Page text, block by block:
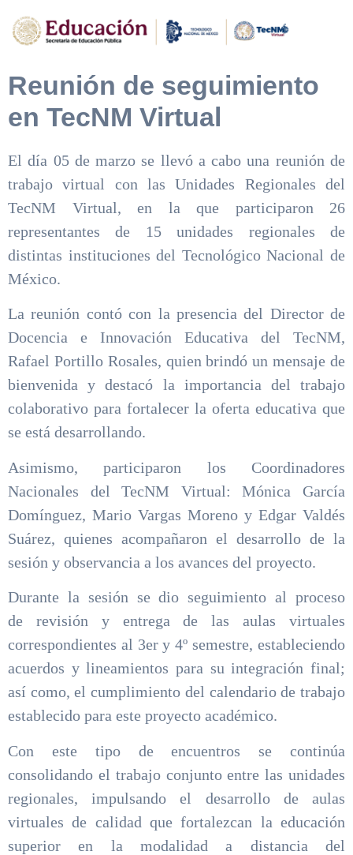
Reunión de seguimiento
en TecNM Virtual
El día 05 de marzo se llevó a cabo una reunión de
trabajo virtual con las Unidades Regionales del
TecNM Virtual, en la que participaron 26
representantes de 15 unidades regionales de
distintas instituciones del Tecnológico Nacional de
México.
La reunión contó con la presencia del Director de
Docencia e Innovación Educativa del TecNM,
Rafael Portillo Rosales, quien brindó un mensaje de
bienvenida y destacó la importancia del trabajo
colaborativo para fortalecer la oferta educativa que
se está desarrollando.
Asimismo, participaron los Coordinadores
Nacionales del TecNM Virtual: Mónica García
Domínguez, Mario Vargas Moreno y Edgar Valdés
Suárez, quienes acompañaron el desarrollo de la
sesión y observancia a los avances del proyecto.
Durante la sesión se dio seguimiento al proceso
de revisión y entrega de las aulas virtuales
correspondientes al 3er y 4º semestre, estableciendo
acuerdos y lineamientos para su integración final;
así como, el cumplimiento del calendario de trabajo
establecido para este proyecto académico.
Con este tipo de encuentros se continúa
consolidando el trabajo conjunto entre las unidades
regionales, impulsando el desarrollo de aulas
virtuales de calidad que fortalezcan la educación
superior en la modalidad a distancia del